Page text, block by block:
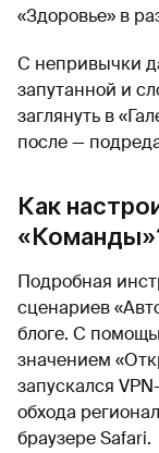
«Здоровье» в
С непривычки
запутанной и
заглянуть в
после —
Как
Подробная
сценариев
блоге. С
значением
запускался
обхода
браузере Safari.